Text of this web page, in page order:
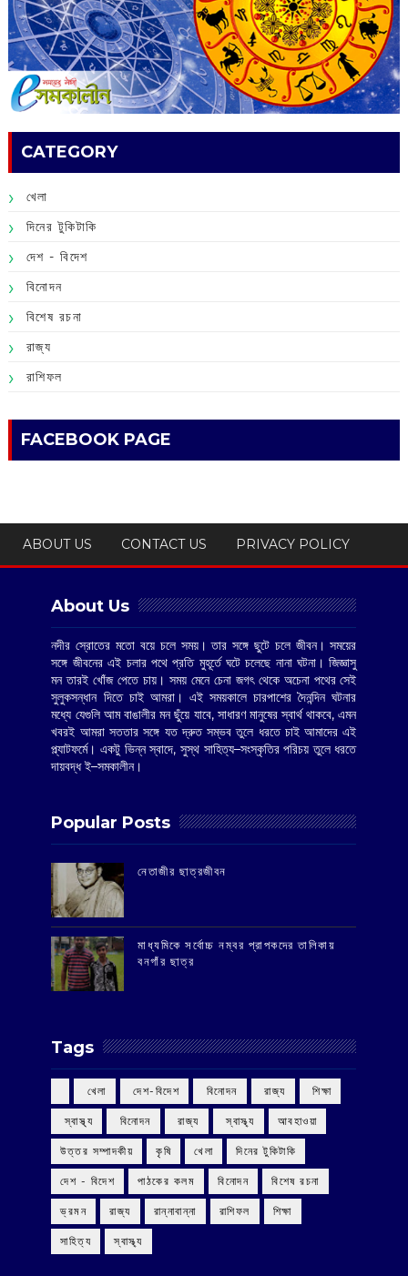
CATEGORY
খেলা
দিনের টুকিটাকি
দেশ - বিদেশ
বিনোদন
বিশেষ রচনা
রাজ্য
রাশিফল
FACEBOOK PAGE
ABOUT US CONTACT US PRIVACY POLICY
About Us
নদীর স্রোতের মতো বয়ে চলে সময়। তার সঙ্গে ছুটে চলে জীবন। সময়ের
সঙ্গে জীবনের এই চলার পথে প্রতি মুহূর্তে ঘটে চলেছে নানা ঘটনা। জিজ্ঞাসু
মন তারই খোঁজ পেতে চায়। সময় মেনে চেনা জগৎ থেকে অচেনা পথের সেই
সুলুকসন্ধান দিতে চাই আমরা। এই সময়কালে চারপাশের দৈনন্দিন ঘটনার
মধ্যে যেগুলি আম বাঙালীর মন ছুঁয়ে যাবে, সাধারণ মানুষের স্বার্থ থাকবে, এমন
খবরই আমরা সততার সঙ্গে যত দ্রুত সম্ভব তুলে ধরতে চাই আমাদের এই
প্ল্যাটফর্মে। একটু ভিন্ন স্বাদে, সুস্থ সাহিত্য–সংস্কৃতির পরিচয় তুলে ধরতে
দায়বদ্ধ ই–সমকালীন।
Popular Posts
‌নেতাজীর ছাত্রজীবন
মাধ্যমিকে সর্বোচ্চ নম্বর প্রাপকদের তালিকায়
বনগাঁর ছাত্র
Tags
‌ খেলা ‌ দেশ-বিদেশ ‌ বিনোদন ‌ রাজ্য ‌ শিক্ষা
‌ স্বাস্থ্য ‌ বিনোদন ‌ রাজ্য ‌ স্বাস্থ্য আবহাওয়া
উত্তর সম্পাদকীয় কৃষি খেলা দিনের টুকিটাকি
দেশ - বিদেশ পাঠকের কলম বিনোদন বিশেষ রচনা
ভ্রমন রাজ্য রান্নাবান্না রাশিফল শিক্ষা
সাহিত্য স্বাস্থ্য